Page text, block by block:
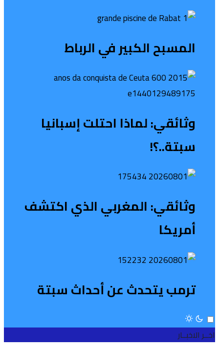
المسبح الكبير في الرباط
وثائقي: لماذا احتلت إسبانيا
سبتة..؟!
وثائقي: المغربي الذي اكتشف
أمريكا
ترمب يتحدث عن أحداث سبتة
اخــر الاخبــار